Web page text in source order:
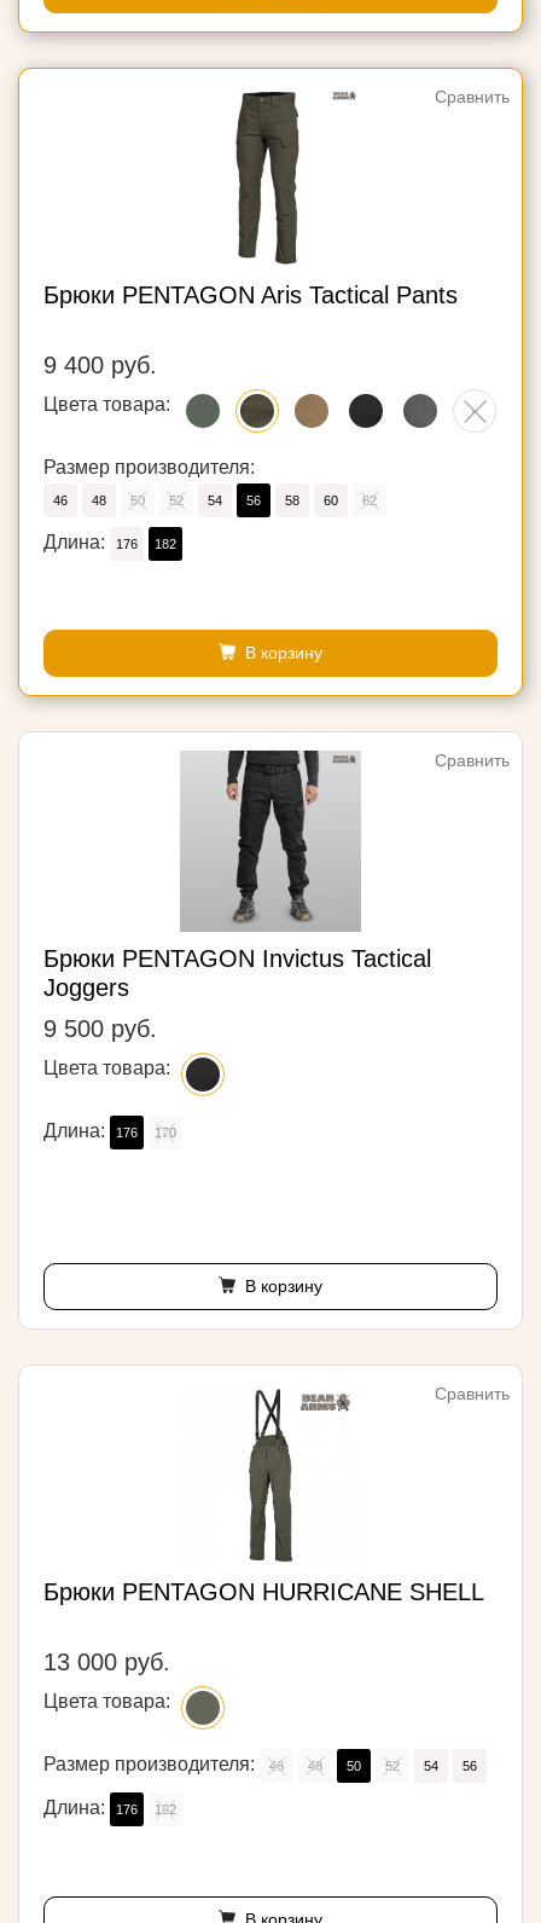
Сравнить
Брюки PENTAGON Aris Tactical Pants
9 400 руб.
Цвета товара:
Размер производителя:
46 48 50 52 54 56 58 60 62
Длина: 176 182
В корзину
Сравнить
Брюки PENTAGON Invictus Tactical
Joggers
9 500 руб.
Цвета товара:
Длина: 176 170
В корзину
Сравнить
Брюки PENTAGON HURRICANE SHELL
13 000 руб.
Цвета товара:
Размер производителя: 46 48 50 52 54 56
Длина: 176 182